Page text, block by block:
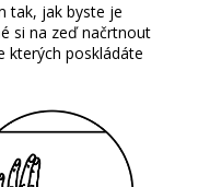
tak, jak byste je
si na zeď načrtnout
kterých poskládáte